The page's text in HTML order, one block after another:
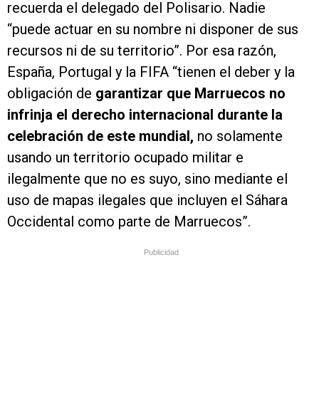
recuerda el delegado del Polisario. Nadie
“puede actuar en su nombre ni disponer de sus
recursos ni de su territorio”. Por esa razón,
España, Portugal y la FIFA “tienen el deber y la
obligación de garantizar que Marruecos no
infrinja el derecho internacional durante la
celebración de este mundial, no solamente
usando un territorio ocupado militar e
ilegalmente que no es suyo, sino mediante el
uso de mapas ilegales que incluyen el Sáhara
Occidental como parte de Marruecos”.
Publicidad